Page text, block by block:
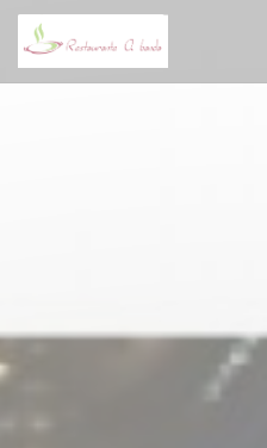
Personalización de sus opciones de